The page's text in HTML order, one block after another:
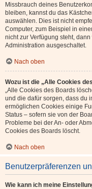
Missbrauch deines
bleiben, kannst du das
auswählen. Dies ist nicht
Computer, zum Beispiel in
nicht zur Verfügung steht,
Administration ausgeschaltet.
Nach oben
Wozu ist die „Alle Cookies
„Alle Cookies des Boards
und die dafür sorgen, dass du
ermöglichen Cookies einige
Status – sofern sie von der
Probleme bei der An- oder
Cookies des Boards löscht.
Nach oben
Benutzerpräferenzen
Wie kann ich meine